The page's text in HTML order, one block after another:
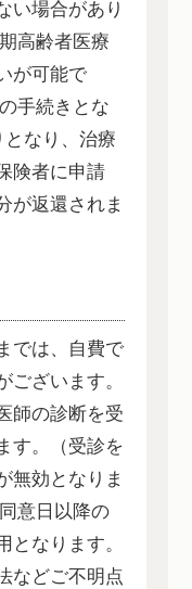
い場合があり
高齢者医療
が可能で
手続きとな
なり、治療
険者に申請
が返還されま
では、自費で
ざいます。
師の診断を受
す。（受診を
無効となりま
意日以降の
なります。
などご不明点